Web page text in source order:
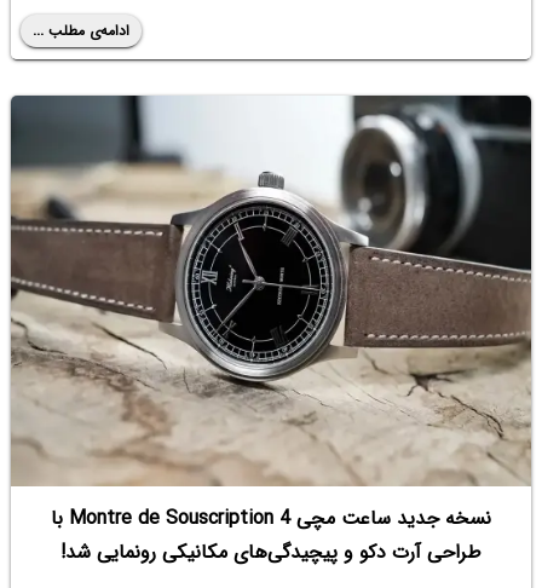
ادامه‌ی مطلب ...
نسخه جدید ساعت مچی Montre de Souscription 4 با
طراحی آرت دکو و پیچیدگی‌های مکانیکی رونمایی شد!